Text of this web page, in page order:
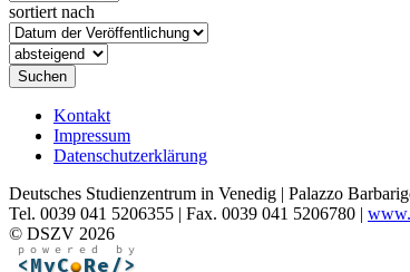
sortiert nach
Suchen
Kontakt
Impressum
Datenschutzerklärung
Deutsches Studienzentrum in Venedig | Palazzo
Tel. 0039 041 5206355 | Fax. 0039 041 5206780 |
© DSZV 2026